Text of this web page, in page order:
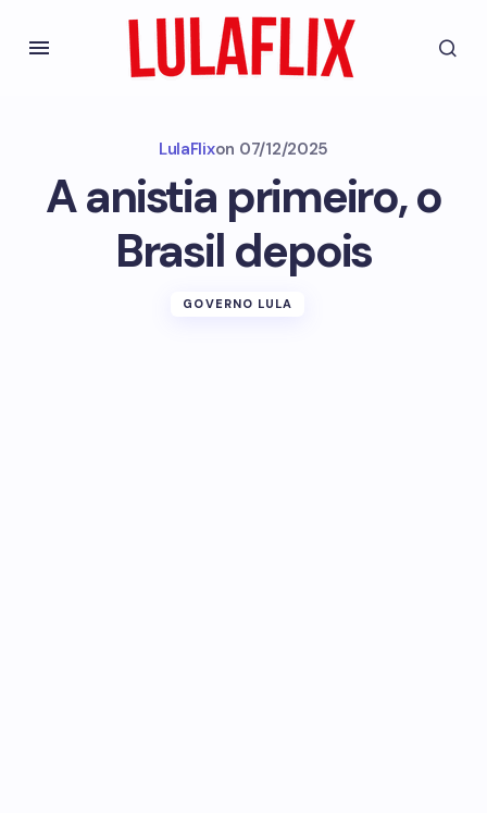
LulaFlixon 07/12/2025
A anistia primeiro, o
Brasil depois
GOVERNO LULA